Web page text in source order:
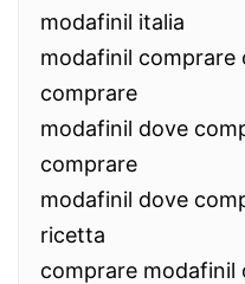
modafinil italia
modafinil comprare
comprare
modafinil dove
comprare
modafinil dove
ricetta
comprare modafinil